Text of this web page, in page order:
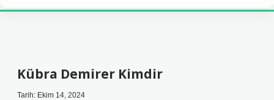
Kübra Demirer Kimdir
Tarih: Ekim 14, 2024